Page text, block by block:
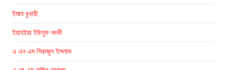
ইমাম বুখারী
ইয়াহইয়া ইউসুফ নদভী
এ এন এম সিরাজুল ইসলাম